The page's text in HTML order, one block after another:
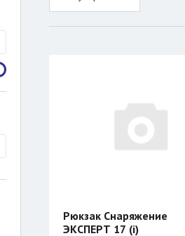
Рюкзак Снаряжение
ЭКСПЕРТ 17 (i)